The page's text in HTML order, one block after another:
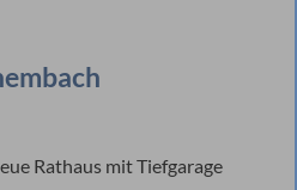
Rathaus mit Tiefgarage